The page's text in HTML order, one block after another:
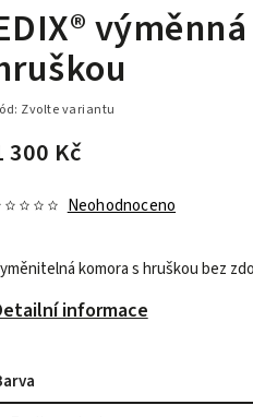
Zvolte variantu
300 Kč
Neohodnoceno
komora s hruškou bez
informace